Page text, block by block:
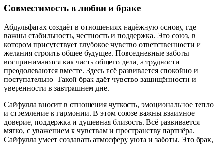
Совместимость в любви и браке
Абдульфатах создаёт в отношениях надёжную основу, где
важны стабильность, честность и поддержка. Это союз, в
котором присутствует глубокое чувство ответственности и
желания строить общее будущее. Повседневные заботы
воспринимаются как часть общего дела, а трудности
преодолеваются вместе. Здесь всё развивается спокойно и
поступательно. Такой брак даёт чувство защищённости и
уверенности в завтрашнем дне.
Сайфулла вносит в отношения чуткость, эмоциональное тепло
и стремление к гармонии. В этом союзе важны взаимное
доверие, поддержка и душевная близость. Всё развивается
мягко, с уважением к чувствам и пространству партнёра.
Сайфулла умеет создавать атмосферу уюта и заботы. Это брак,